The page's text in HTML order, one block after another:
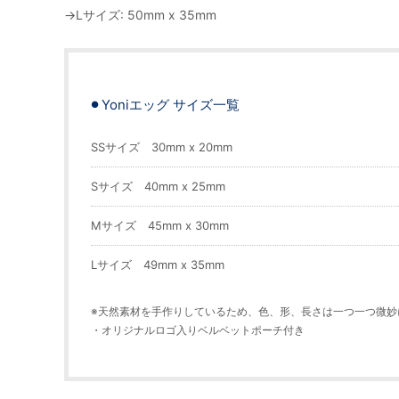
→Lサイズ: 50mm x 35mm
Yoniエッグ サイズ一覧
SSサイズ 30mm x 20mm
Sサイズ 40mm x 25mm
Mサイズ 45mm x 30mm
Lサイズ 49mm x 35mm
※天然素材を手作りしているため、色、形、長さは一つ一つ微妙
・オリジナルロゴ入りベルベットポーチ付き